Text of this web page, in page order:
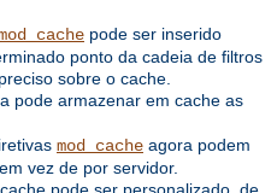
pode ser inserido
ponto da cadeia de filtros
sobre o cache.
pode armazenar em cache as
mod_cache agora podem
vez de por servidor.
pode ser personalizado, de